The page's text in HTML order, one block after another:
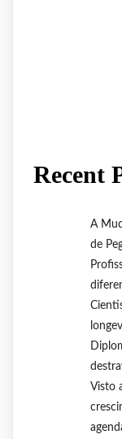
Recent
A
de
Visto